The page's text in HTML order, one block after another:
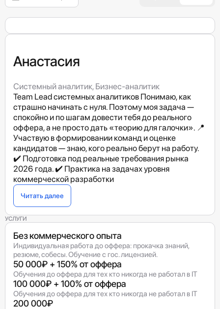
Анастасия
Системный аналитик, Бизнес-аналитик
Team Lead системных аналитиков Понимаю, как
страшно начинать с нуля. Поэтому моя задача —
спокойно и по шагам довести тебя до реального
оффера, а не просто дать «теорию для галочки». 📍
Участвую в формировании команд и оценке
кандидатов — знаю, кого реально берут на работу.
✔️ Подготовка под реальные требования рынка
2026 года. ✔️ Практика на задачах уровня
коммерческой разработки
Читать далее
УСЛУГИ
Без коммерческого опыта
Индивидуальная работа до оффера: прокачка знаний,
резюме, собесы. Обучение с гос. лицензией.
50 000₽ + 150% от оффера
Обучения до оффера для тех кто никогда не работал в IT
100 000₽ + 100% от оффера
Обучения до оффера для тех кто никогда не работал в IT
200 000₽